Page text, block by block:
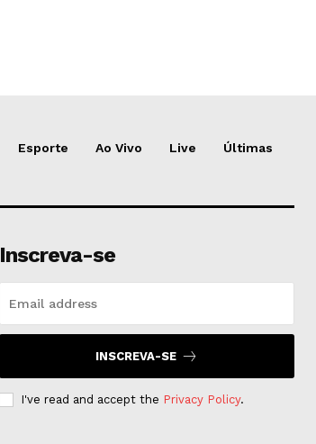
Esporte Ao Vivo Live Últimas
Inscreva-se
INSCREVA-SE
I've read and accept the Privacy Policy.